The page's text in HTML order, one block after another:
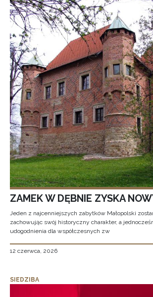
ZAMEK W DĘBNIE ZYSKA
Jeden z najcenniejszych zabytków Małopolski
zachowując swój historyczny charakter, a
udogodnienia dla współczesnych zw
12 czerwca, 2026
SIEDZIBA